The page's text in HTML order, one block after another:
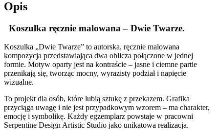
Opis
Koszulka ręcznie malowana – Dwie Twarze.
Koszulka „Dwie Twarze” to autorska, ręcznie malowana
kompozycja przedstawiająca dwa oblicza połączone w jednej
formie. Motyw oparty jest na kontraście – jasne i ciemne partie
przenikają się, tworząc mocny, wyrazisty podział i napięcie
wizualne.
To projekt dla osób, które lubią sztukę z przekazem. Grafika
przyciąga uwagę i nie jest przypadkowym wzorem – ma charakter,
emocję i symbolikę. Każdy egzemplarz powstaje w pracowni
Serpentine Design Artistic Studio jako unikatowa realizacja.